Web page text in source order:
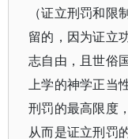
（证立刑罚和
留的，因为证立
志自由，且世俗
上学的神学正当
刑罚的最高限度
从而是证立刑罚